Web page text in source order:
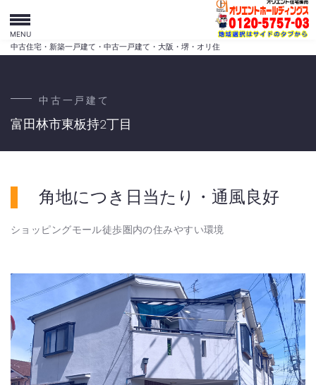
中古住宅・新築一戸建て・中古一戸建て・大阪・堺・オリ住
MENU
中古一戸建て
富田林市東板持2丁目
角地につき日当たり・通風良好
ショッピングモール徒歩圏内の住みやすい環境